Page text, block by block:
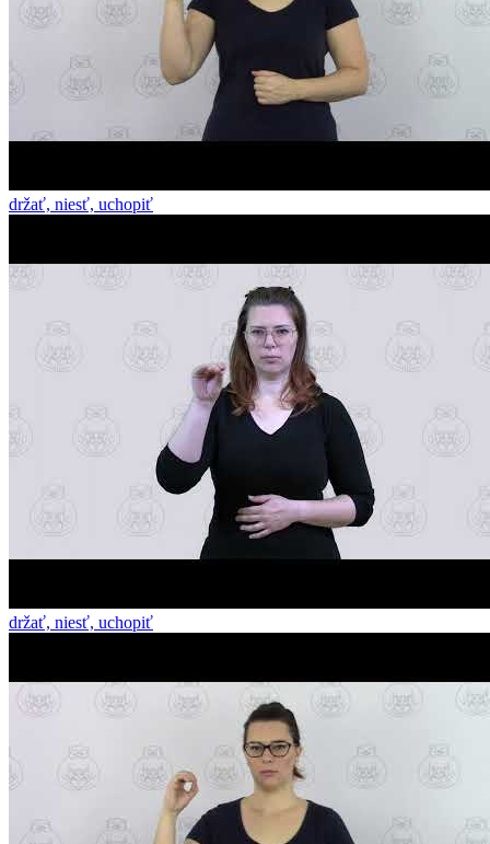
držať, niesť, uchopiť
držať, niesť, uchopiť